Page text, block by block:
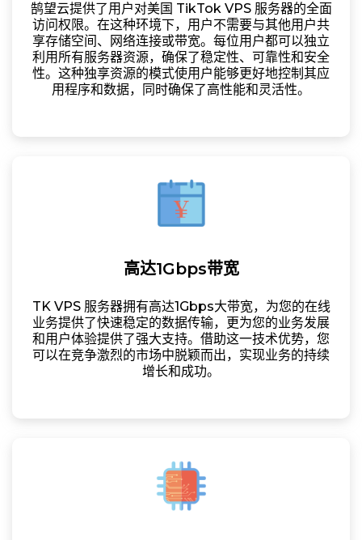
鹄望云提供了用户对美国 TikTok VPS 服务器的全面
访问权限。在这种环境下，用户不需要与其他用户共
享存储空间、网络连接或带宽。每位用户都可以独立
利用所有服务器资源，确保了稳定性、可靠性和安全
性。这种独享资源的模式使用户能够更好地控制其应
用程序和数据，同时确保了高性能和灵活性。
高达1Gbps带宽
TK VPS 服务器拥有高达1Gbps大带宽，为您的在线
业务提供了快速稳定的数据传输，更为您的业务发展
和用户体验提供了强大支持。借助这一技术优势，您
可以在竞争激烈的市场中脱颖而出，实现业务的持续
增长和成功。